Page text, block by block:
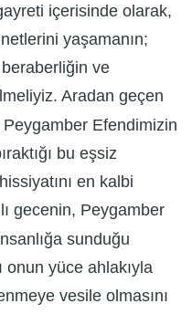
içerisinde olarak,
yaşamanın;
ve
Aradan geçen
Efendimizin
bu eşsiz
en kalbi
gecenin, Peygamber
sunduğu
onun yüce ahlakıyla
vesile olmasını